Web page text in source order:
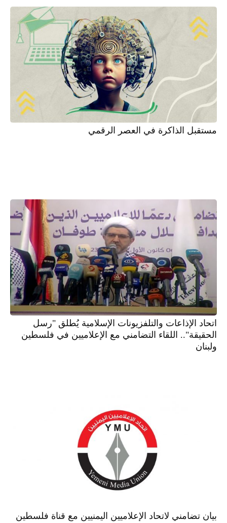
مستقبل الذاكرة في العصر الرقمي
اتحاد الإذاعات والتلفزيونات الإسلامية يُطلق "رسل
الحقيقة".. اللقاء التضامني مع الإعلاميين في فلسطين
ولبنان
بيان تضامني لاتحاد الإعلاميين اليمنيين مع قناة فلسطين